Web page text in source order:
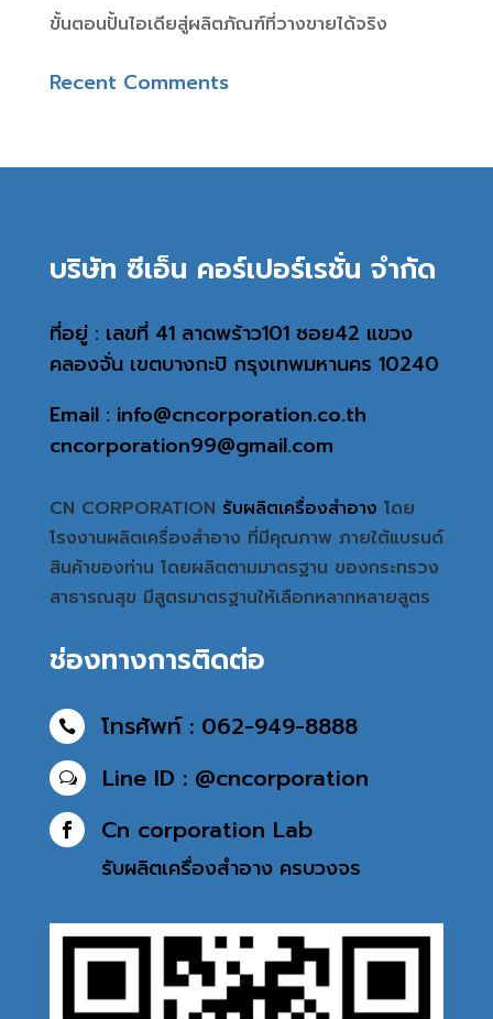
ขั้นตอนปั้นไอเดียสู่ผลิตภัณฑ์ที่วางขายได้จริง
Recent Comments
บริษัท ซีเอ็น คอร์เปอร์เรชั่น จำกัด
ที่อยู่ : เลขที่ 41 ลาดพร้าว101 ซอย42 แขวง
คลองจั่น เขตบางกะปิ กรุงเทพมหานคร 10240
Email : info@cncorporation.co.th
cncorporation99@gmail.com
CN CORPORATION รับผลิตเครื่องสำอาง โดย
โรงงานผลิตเครื่องสำอาง ที่มีคุณภาพ ภายใต้แบรนด์
สินค้าของท่าน โดยผลิตตามมาตรฐาน ของกระทรวง
สาธารณสุข มีสูตรมาตรฐานให้เลือกหลากหลายสูตร
ช่องทางการติดต่อ
 โทรศัพท์ : 062-949-8888
w Line ID : @cncorporation
 Cn corporation Lab
รับผลิตเครื่องสำอาง ครบวงจร